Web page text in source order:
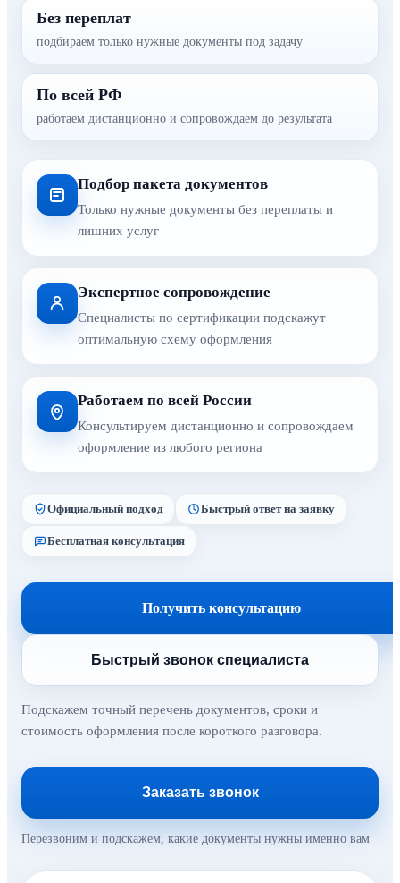
Без переплат
подбираем только нужные документы под задачу
По всей РФ
работаем дистанционно и сопровождаем до результата
Подбор пакета документов
Только нужные документы без переплаты и
лишних услуг
Экспертное сопровождение
Специалисты по сертификации подскажут
оптимальную схему оформления
Работаем по всей России
Консультируем дистанционно и сопровождаем
оформление из любого региона
Официальный подход Быстрый ответ на заявку
Бесплатная консультация
Получить консультацию
Быстрый звонок специалиста
Подскажем точный перечень документов, сроки и
стоимость оформления после короткого разговора.
Заказать звонок
Перезвоним и подскажем, какие документы нужны именно вам